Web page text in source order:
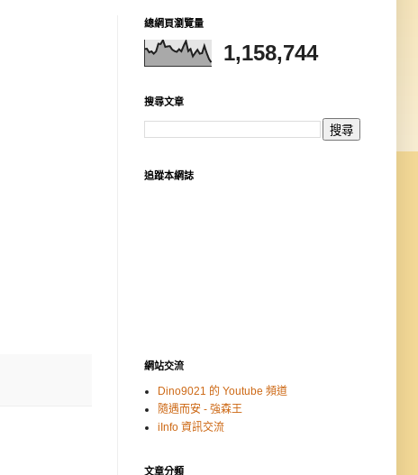
總網頁瀏覽量
1,158,744
搜尋文章
追蹤本網誌
網站交流
Dino9021 的 Youtube 頻道
隨遇而安 - 強森王
iInfo 資訊交流
文章分類